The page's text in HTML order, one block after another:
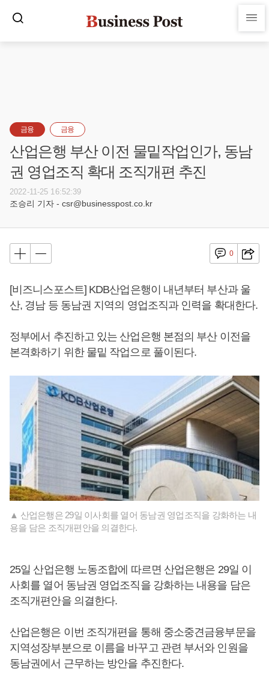
금융 금융
산업은행 부산 이전 물밑작업인가, 동남
권 영업조직 확대 조직개편 추진
2022-11-25 16:52:39
조승리 기자 - csr@businesspost.co.kr
0
[비즈니스포스트] KDB산업은행이 내년부터 부산과 울
산, 경남 등 동남권 지역의 영업조직과 인력을 확대한다.
정부에서 추진하고 있는 산업은행 본점의 부산 이전을
본격화하기 위한 물밑 작업으로 풀이된다.
▲ 산업은행은 29일 이사회를 열어 동남권 영업조직을 강화하는 내
용을 담은 조직개편안을 의결한다.
25일 산업은행 노동조합에 따르면 산업은행은 29일 이
사회를 열어 동남권 영업조직을 강화하는 내용을 담은
조직개편안을 의결한다.
산업은행은 이번 조직개편을 통해 중소중견금융부문을
지역성장부분으로 이름을 바꾸고 관련 부서와 인원을
동남권에서 근무하는 방안을 추진한다.